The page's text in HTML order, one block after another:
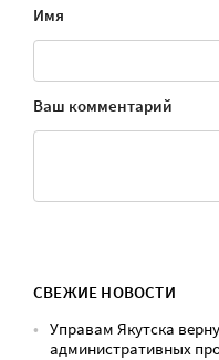
Имя
Ваш комментарий
СВЕЖИЕ НОВОСТИ
Управам Якутска
административных